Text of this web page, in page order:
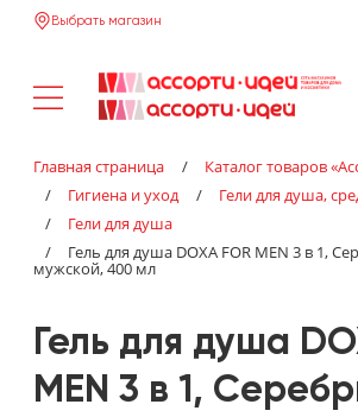
Выбрать магазин
Главная страница /
Каталог товаров
/
Гигиена и уход /
Гели для душа,
/
Гели для душа
/
Гель для душа DOXA FOR MEN 3 в 1,
мужской, 400 мл
Гель для душа
MEN 3 в 1,